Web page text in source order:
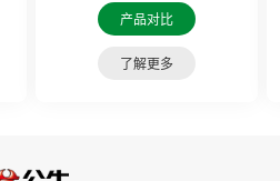
产品对比
了解更多